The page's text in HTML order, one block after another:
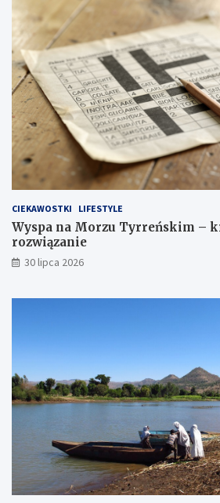
CIEKAWOSTKI LIFESTYLE
Wyspa na Morzu Tyrreńskim –
rozwiązanie
30 lipca 2026